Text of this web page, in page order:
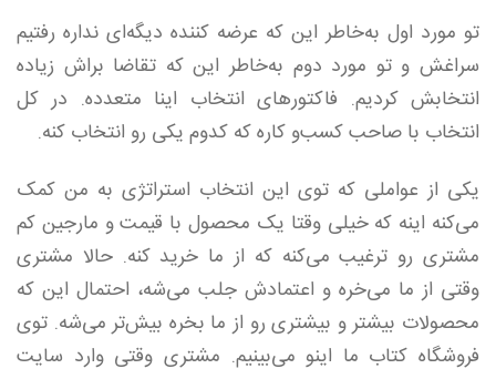
تو مورد اول به‌خاطر این‌ که عرضه کننده دیگه‌ای نداره رفتیم
سراغش و تو مورد دوم به‌خاطر این‌ که تقاضا براش زیاده
انتخابش کردیم. فاکتورهای انتخاب اینا متعدده. در کل
انتخاب با صاحب کسب‌و کاره که کدوم یکی رو انتخاب کنه.
یکی از عواملی که توی این انتخاب استراتژی به من کمک
می‌کنه اینه که خیلی وقتا یک محصول با قیمت و مارجین کم
مشتری رو ترغیب می‌کنه که از ما خرید کنه. حالا مشتری
وقتی از ما می‌خره و اعتمادش جلب می‌شه، احتمال این‌ که
محصولات بیشتر و بیشتری رو از ما بخره بیش‌تر می‌شه. توی
فروشگاه کتاب ما اینو می‌بینیم. مشتری وقتی وارد سایت